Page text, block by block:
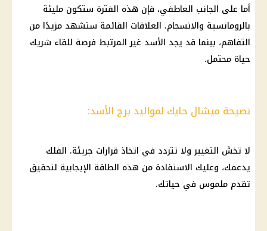
أما على الجانب العاطفي، فإن هذه الفترة ستكون مليئة
بالرومانسية والانسجام. العلاقات القائمة ستشهد مزيدًا من
التفاهم، بينما قد يجد الأسد غير المرتبط فرصة للقاء شريك
حياة محتمل.
نصيحة ميشال حايك لمواليد برج الأسد:
لا تخشَ التغيير ولا تتردد في اتخاذ قرارات جريئة. الفلك
يدعمك، وعليك الاستفادة من هذه الطاقة الإيجابية لتحقيق
تقدم ملموس في حياتك.